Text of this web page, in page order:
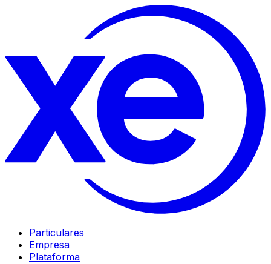
Particulares
Empresa
Plataforma